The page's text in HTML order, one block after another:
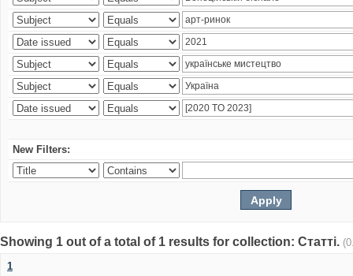
New Filters:
Showing 1 out of a total of 1 results for collection: Статті.
1